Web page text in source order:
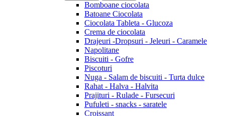
Bomboane ciocolata
Batoane Ciocolata
Ciocolata Tableta - Glucoza
Crema de ciocolata
Drajeuri -Dropsuri - Jeleuri - Caramele
Napolitane
Biscuiti - Gofre
Piscoturi
Nuga - Salam de biscuiti - Turta dulce
Rahat - Halva - Halvita
Prajituri - Rulade - Fursecuri
Pufuleti - snacks - saratele
Croissant